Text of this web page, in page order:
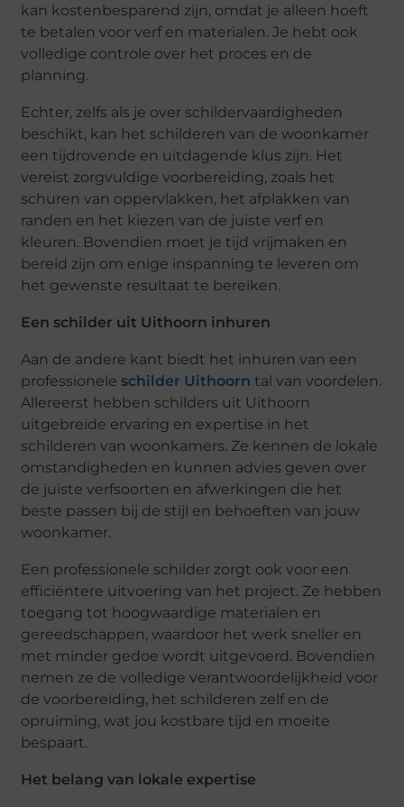
kan kostenbesparend zijn, omdat je alleen hoeft
te betalen voor verf en materialen. Je hebt ook
volledige controle over het proces en de
planning.
Echter, zelfs als je over schildervaardigheden
beschikt, kan het schilderen van de woonkamer
een tijdrovende en uitdagende klus zijn. Het
vereist zorgvuldige voorbereiding, zoals het
schuren van oppervlakken, het afplakken van
randen en het kiezen van de juiste verf en
kleuren. Bovendien moet je tijd vrijmaken en
bereid zijn om enige inspanning te leveren om
het gewenste resultaat te bereiken.
Een schilder uit Uithoorn inhuren
Aan de andere kant biedt het inhuren van een
professionele schilder Uithoorn tal van voordelen.
Allereerst hebben schilders uit Uithoorn
uitgebreide ervaring en expertise in het
schilderen van woonkamers. Ze kennen de lokale
omstandigheden en kunnen advies geven over
de juiste verfsoorten en afwerkingen die het
beste passen bij de stijl en behoeften van jouw
woonkamer.
Een professionele schilder zorgt ook voor een
efficiëntere uitvoering van het project. Ze hebben
toegang tot hoogwaardige materialen en
gereedschappen, waardoor het werk sneller en
met minder gedoe wordt uitgevoerd. Bovendien
nemen ze de volledige verantwoordelijkheid voor
de voorbereiding, het schilderen zelf en de
opruiming, wat jou kostbare tijd en moeite
bespaart.
Het belang van lokale expertise